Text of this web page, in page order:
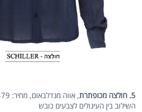
5. חולצה מכופתרת
, אווה מנדלבאום, מחיר: 479 ש"ח
השילוב בין העיגולים לצבעים כובש